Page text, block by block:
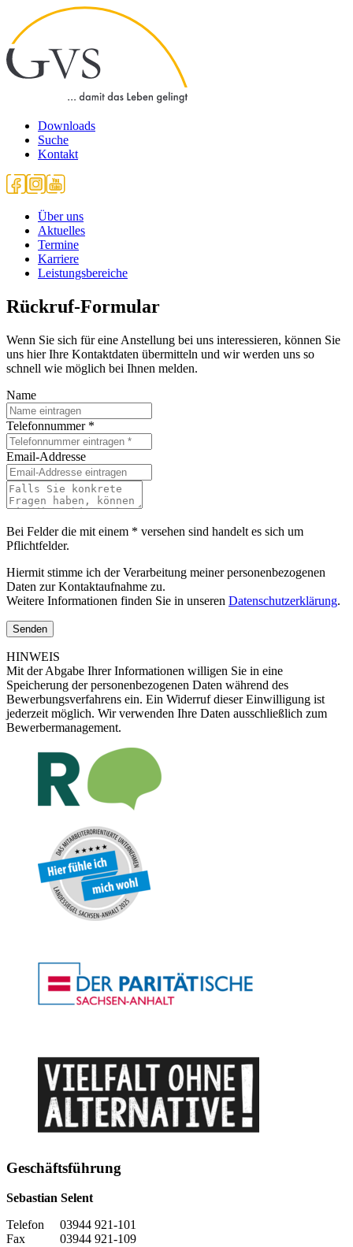
Downloads
Suche
Kontakt
Über uns
Aktuelles
Termine
Karriere
Leistungsbereiche
Rückruf-Formular
Wenn Sie sich für eine Anstellung bei uns interessieren, können Sie
uns hier Ihre Kontaktdaten übermitteln und wir werden uns so
schnell wie möglich bei Ihnen melden.
Name
Telefonnummer *
Email-Addresse
Bei Felder die mit einem * versehen sind handelt es sich um
Pflichtfelder.
Hiermit stimme ich der Verarbeitung meiner personenbezogenen
Daten zur Kontaktaufnahme zu.
Weitere Informationen finden Sie in unseren Datenschutzerklärung.
Senden
HINWEIS
Mit der Abgabe Ihrer Informationen willigen Sie in eine
Speicherung der personenbezogenen Daten während des
Bewerbungsverfahrens ein. Ein Widerruf dieser Einwilligung ist
jederzeit möglich. Wir verwenden Ihre Daten ausschließlich zum
Bewerbermanagement.
Geschäftsführung
Sebastian Selent
Telefon 03944 921-101
Fax 03944 921-109